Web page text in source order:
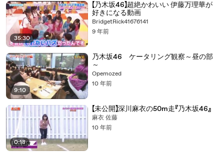
35:30
【乃木坂46】超絶かわいい 伊藤万理華が
好きになる動画
BridgetRick41676141
9 年前
9:10
乃木坂46 ケータリング観察～昼の部
～
Opemozed
10 年前
0:18
【未公開】深川麻衣の50m走『乃木坂46』
麻衣 佐藤
10 年前